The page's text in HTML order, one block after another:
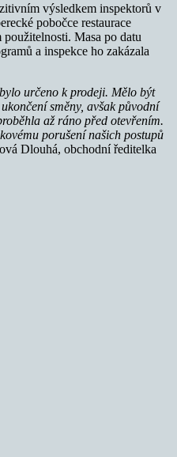
výsledkem inspektorů v
pobočce restaurace
použitelnosti. Masa po datu
a inspekce ho zakázala
určeno k prodeji. Mělo být
směny, avšak původní
až ráno před otevřením.
porušení našich postupů
Dlouhá, obchodní ředitelka